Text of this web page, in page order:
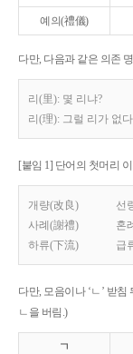
예의(禮儀)
다만, 다음과 같은 의존
리(里): 몇 리냐?
리(理): 그럴 리가 없
[붙임 1] 단어의 첫머리
개량(改良) 선
사례(謝禮)
혼
하류(下流)
급
다만, 모음이나 ‘ㄴ’ 받침
ㄴ을 버림.)
ㄱ